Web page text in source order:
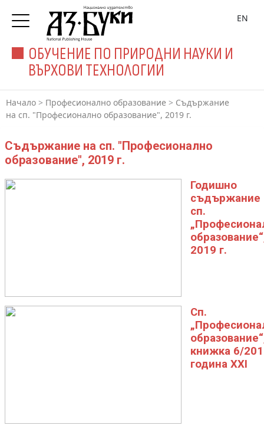
ОБУЧЕНИЕ ПО ПРИРОДНИ НАУКИ И
ВЪРХОВИ ТЕХНОЛОГИИ
EN
Начало > Професионално образование > Съдържание
на сп. "Професионално образование", 2019 г.
Съдържание на сп. "Професионално
образование", 2019 г.
Годишно
съдържание
сп.
2019 г.
Сп.
книжка 6/
година XXI